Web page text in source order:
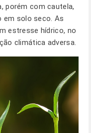
porém com cautela,
em solo seco. As
estresse hídrico, no
climática adversa.